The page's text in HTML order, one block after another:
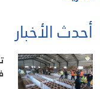
أحدث الأخبار